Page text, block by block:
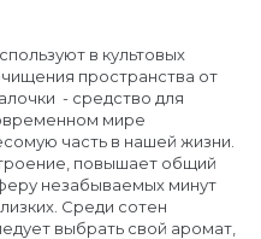
в культовых
пространства от
- средство для
мире
часть в нашей жизни.
повышает общий
незабываемых минут
Среди сотен
выбрать свой аромат,